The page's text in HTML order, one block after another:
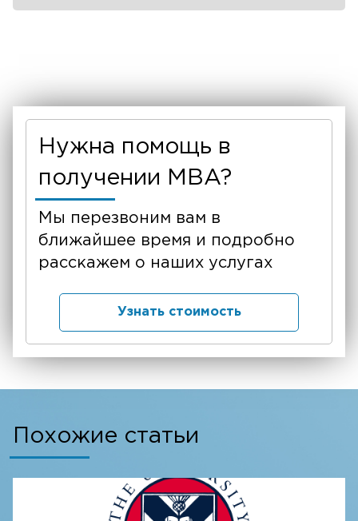
Нужна помощь в
получении MBA?
Мы перезвоним вам в
ближайшее время и подробно
расскажем о наших услугах
Узнать стоимость
Похожие статьи